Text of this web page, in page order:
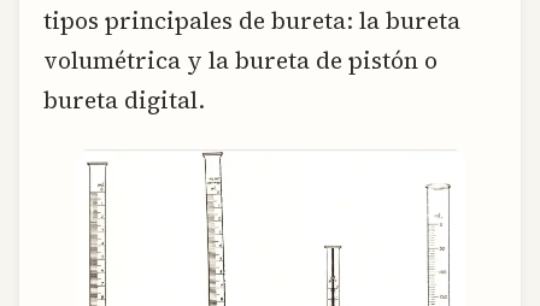
tipos principales de bureta: la bureta
volumétrica y la bureta de pistón o
bureta digital.